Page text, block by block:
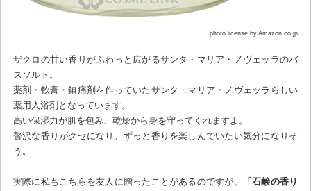
photo license by Amazon.co.jp
ザクロの甘い香りがふわっと広がるサンタ・マリア・ノヴェッラのバ
スソルト。
薬剤・軟膏・鎮痛剤を作っていたサンタ・マリア・ノヴェッラらしい
薬用入浴剤となっています。
高い保湿力が肌を包み、乾燥から身を守ってくれますよ。
贅沢な香りがクセになり、ずっと香りを楽しんでいたい気分になりそ
う。
実際に私もこちらを友人に贈ったことがあるのですが、
「石鹸の香り